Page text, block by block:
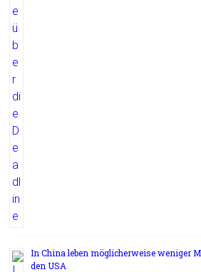
In China leben möglicherweise weniger
den USA